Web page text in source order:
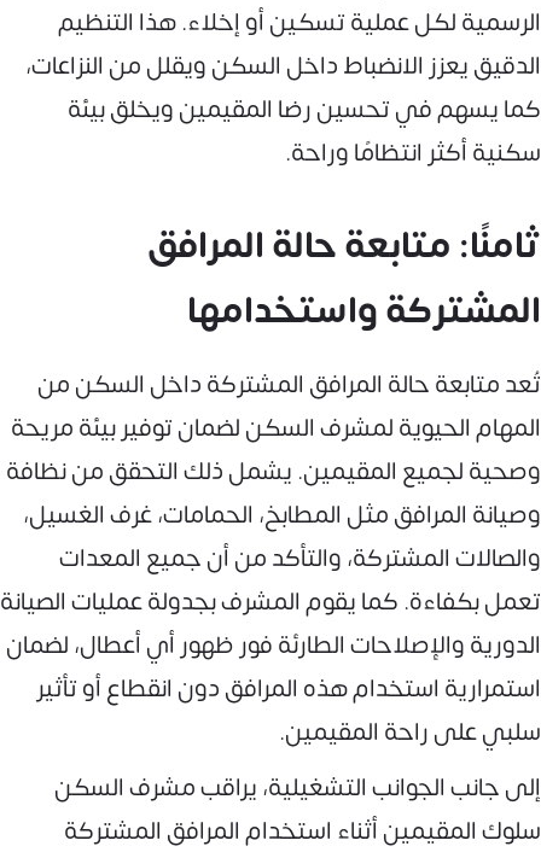
الرسمية لكل عملية تسكين أو إخلاء. هذا التنظيم
الدقيق يعزز الانضباط داخل السكن ويقلل من النزاعات،
كما يسهم في تحسين رضا المقيمين ويخلق بيئة
سكنية أكثر انتظامًا وراحة.
ثامنًا: متابعة حالة المرافق
المشتركة واستخدامها
تُعد متابعة حالة المرافق المشتركة داخل السكن من
المهام الحيوية لمشرف السكن لضمان توفير بيئة مريحة
وصحية لجميع المقيمين. يشمل ذلك التحقق من نظافة
وصيانة المرافق مثل المطابخ، الحمامات، غرف الغسيل،
والصالات المشتركة، والتأكد من أن جميع المعدات
تعمل بكفاءة. كما يقوم المشرف بجدولة عمليات الصيانة
الدورية والإصلاحات الطارئة فور ظهور أي أعطال، لضمان
استمرارية استخدام هذه المرافق دون انقطاع أو تأثير
سلبي على راحة المقيمين.
إلى جانب الجوانب التشغيلية، يراقب مشرف السكن
سلوك المقيمين أثناء استخدام المرافق المشتركة